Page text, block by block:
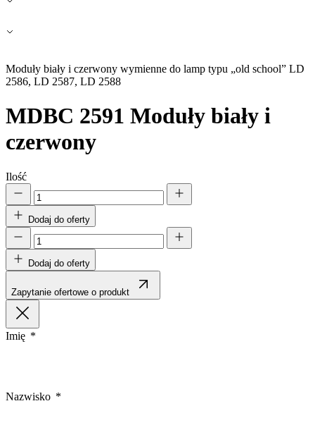
Moduły biały i czerwony wymienne do lamp typu „old school” LD
2586, LD 2587, LD 2588
MDBC 2591 Moduły biały i
czerwony
Ilość
Dodaj do oferty
Dodaj do oferty
Zapytanie ofertowe o produkt
Imię
Nazwisko